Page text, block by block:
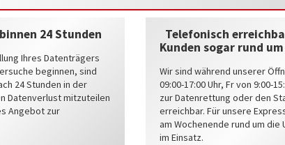
24 Stunden
Ihres Datenträgers
beginnen, sind
24 Stunden in der
Datenverlust mitzuteilen
Angebot zur
Telefonisch
Kunden sogar rund
Wir sind während unserer
09:00-17:00 Uhr, Fr von 9:00-
zur Datenrettung oder den
erreichbar. Für unsere
am Wochenende rund um die
im Einsatz.